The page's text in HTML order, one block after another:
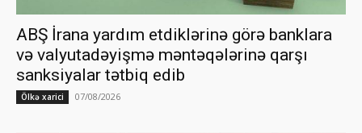
ABŞ İrana yardım etdiklərinə görə banklara
və valyutadəyişmə məntəqələrinə qarşı
sanksiyalar tətbiq edib
Ölkə xarici 07/08/2026